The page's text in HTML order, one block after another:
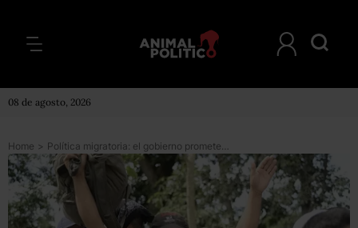
08 de agosto, 2026
Home > Política migratoria: el gobierno promete dejar atrás el perfil policiaco y privilegiar los derechos humanos